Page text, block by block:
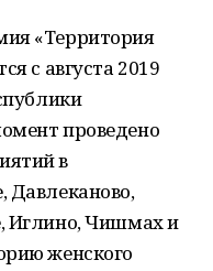
«Территория
с августа 2019
проведено
в
Давлеканово,
Иглино, Чишмах и
женского